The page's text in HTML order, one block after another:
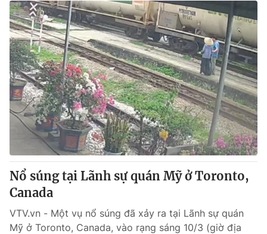
® Cấm sao chép dưới mọi hình thức nếu không có sự chấp
thuận bằng văn bản. Ghi rõ nguồn VTV.vn khi phát hành lại
thông tin từ website này.
Nổ súng tại Lãnh sự quán Mỹ ở Toronto,
Canada
VTV.vn - Một vụ nổ súng đã xảy ra tại Lãnh sự quán
Mỹ ở Toronto, Canada, vào rạng sáng 10/3 (giờ địa